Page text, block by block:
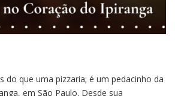
do que uma pizzaria; é um pedacinho da
em São Paulo. Desde sua